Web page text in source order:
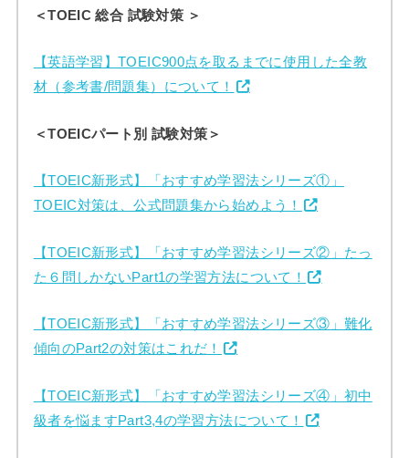
＜TOEIC 総合 試験対策 ＞
【英語学習】TOEIC900点を取るまでに使用した全教
材（参考書/問題集）について！
＜TOEICパート別 試験対策＞
【TOEIC新形式】「おすすめ学習法シリーズ①」
TOEIC対策は、公式問題集から始めよう！
【TOEIC新形式】「おすすめ学習法シリーズ②」たっ
た６問しかないPart1の学習方法について！
【TOEIC新形式】「おすすめ学習法シリーズ③」難化
傾向のPart2の対策はこれだ！
【TOEIC新形式】「おすすめ学習法シリーズ④」初中
級者を悩ますPart3,4の学習方法について！